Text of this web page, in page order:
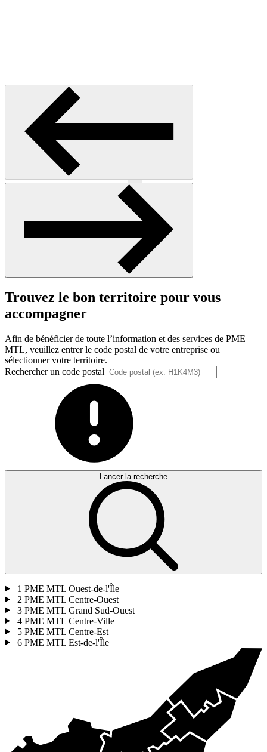
Précédent
Trouvez le bon territoire pour vous
accompagner
Afin de bénéficier de toute l’information et des services de PME
MTL, veuillez entrer le code postal de votre entreprise ou
sélectionner votre territoire.
Rechercher un code postal
Lancer la recherche
1 PME MTL Ouest-de-l'Île
2 PME MTL Centre-Ouest
3 PME MTL Grand Sud-Ouest
4 PME MTL Centre-Ville
5 PME MTL Centre-Est
6 PME MTL Est-de-l'Île